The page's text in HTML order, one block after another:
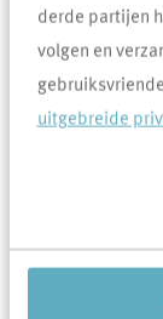
derde partijen
volgen en
uitgebreide
Als eerste werd
met de ERP
gemaakt met de